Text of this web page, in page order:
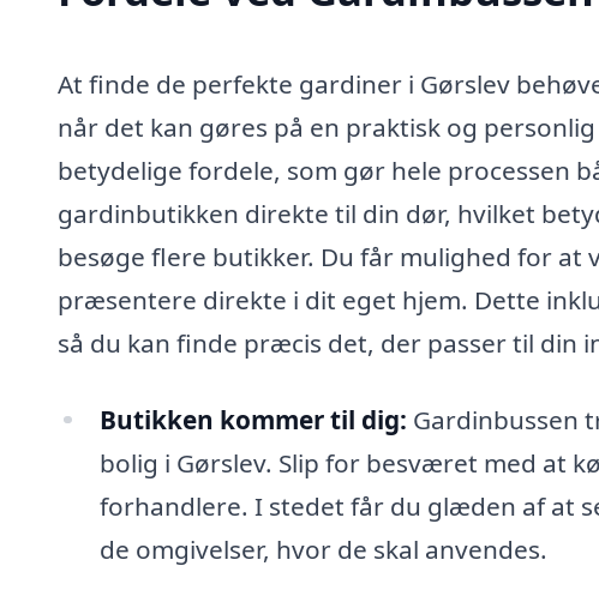
At finde de perfekte gardiner i Gørslev
når det kan gøres på en praktisk og
betydelige fordele, som gør hele processen
gardinbutikken direkte til din dør, hvilket
besøge flere butikker. Du får mulighed for
præsentere direkte i dit eget hjem. Dette
så du kan finde præcis det, der passer til din
Butikken kommer til dig: Gardinbussen
bolig i Gørslev. Slip for besværet med at
forhandlere. I stedet får du glæden af at
de omgivelser, hvor de skal anvendes.